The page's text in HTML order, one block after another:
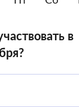
в